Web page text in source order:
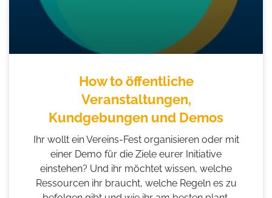
How to öffentliche
Veranstaltungen,
Kundgebungen und Demos
Ihr wollt ein Vereins-Fest organisieren oder mit
einer Demo für die Ziele eurer Initiative
einstehen? Und ihr möchtet wissen, welche
Ressourcen ihr braucht, welche Regeln es zu